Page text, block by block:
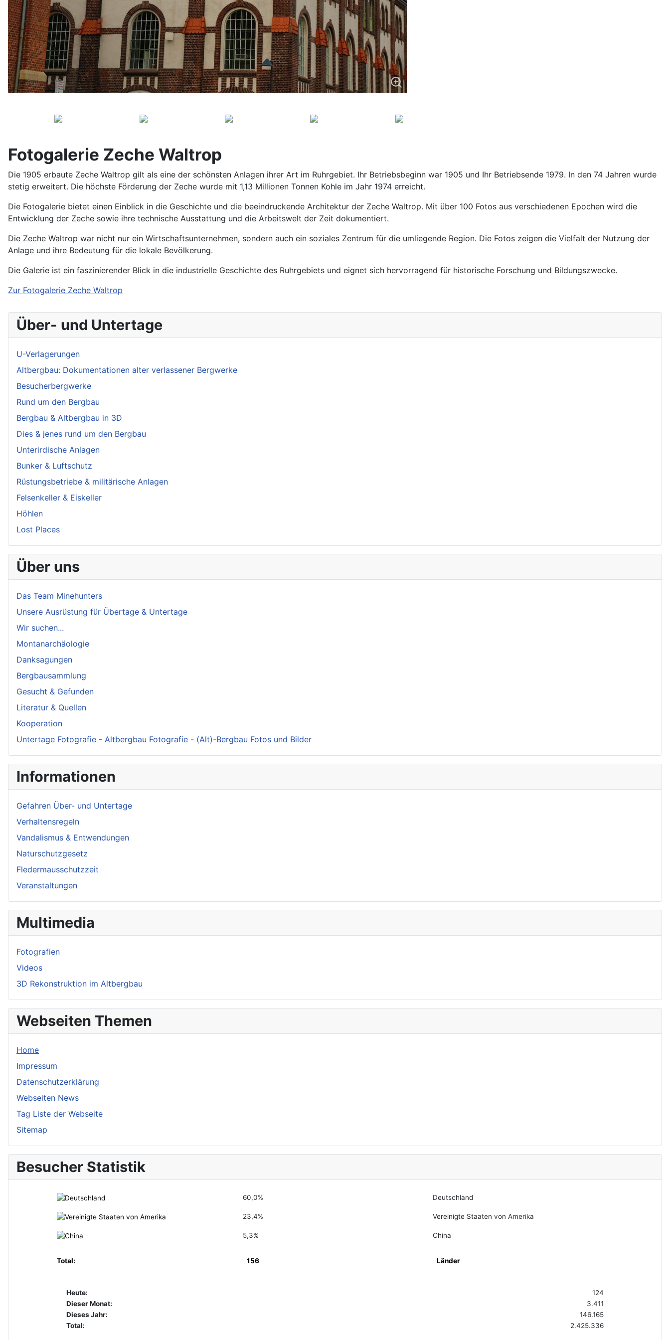
Fotogalerie Zeche Waltrop
Die 1905 erbaute Zeche Waltrop gilt als eine der schönsten Anlagen ihrer Art im Ruhrgebiet. Ihr Betriebsbeginn war 1905 und Ihr Betriebsende 1979. In den 74 Jahren wurde
stetig erweitert. Die höchste Förderung der Zeche wurde mit 1,13 Millionen Tonnen Kohle im Jahr 1974 erreicht.
Die Fotogalerie bietet einen Einblick in die Geschichte und die beeindruckende Architektur der Zeche Waltrop. Mit über 100 Fotos aus verschiedenen Epochen wird die
Entwicklung der Zeche sowie ihre technische Ausstattung und die Arbeitswelt der Zeit dokumentiert.
Die Zeche Waltrop war nicht nur ein Wirtschaftsunternehmen, sondern auch ein soziales Zentrum für die umliegende Region. Die Fotos zeigen die Vielfalt der Nutzung der
Anlage und ihre Bedeutung für die lokale Bevölkerung.
Die Galerie ist ein faszinierender Blick in die industrielle Geschichte des Ruhrgebiets und eignet sich hervorragend für historische Forschung und Bildungszwecke.
Zur Fotogalerie Zeche Waltrop
Über- und Untertage
U-Verlagerungen
Altbergbau: Dokumentationen alter verlassener Bergwerke
Besucherbergwerke
Rund um den Bergbau
Bergbau & Altbergbau in 3D
Dies & jenes rund um den Bergbau
Unterirdische Anlagen
Bunker & Luftschutz
Rüstungsbetriebe & militärische Anlagen
Felsenkeller & Eiskeller
Höhlen
Lost Places
Über uns
Das Team Minehunters
Unsere Ausrüstung für Übertage & Untertage
Wir suchen...
Montanarchäologie
Danksagungen
Bergbausammlung
Gesucht & Gefunden
Literatur & Quellen
Kooperation
Untertage Fotografie - Altbergbau Fotografie - (Alt)-Bergbau Fotos und Bilder
Informationen
Gefahren Über- und Untertage
Verhaltensregeln
Vandalismus & Entwendungen
Naturschutzgesetz
Fledermausschutzzeit
Veranstaltungen
Multimedia
Fotografien
Videos
3D Rekonstruktion im Altbergbau
Webseiten Themen
Home
Impressum
Datenschutzerklärung
Webseiten News
Tag Liste der Webseite
Sitemap
Besucher Statistik
60,0% Deutschland
23,4% Vereinigte Staaten von Amerika
5,3% China
Total: 156 Länder
Heute:
124
Dieser Monat:
3.411
Dieses Jahr:
146.165
Total:
2.425.336